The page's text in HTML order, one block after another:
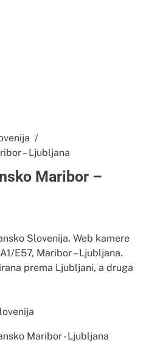
– Ljubljana
Maribor –
Slovenija. Web kamere
E57, Maribor – Ljubljana.
prema Ljubljani, a druga